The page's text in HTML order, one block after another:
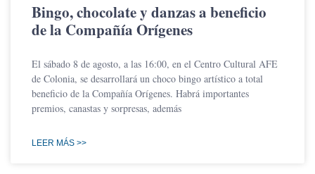
Bingo, chocolate y danzas a beneficio
de la Compañía Orígenes
El sábado 8 de agosto, a las 16:00, en el Centro Cultural AFE
de Colonia, se desarrollará un choco bingo artístico a total
beneficio de la Compañía Orígenes. Habrá importantes
premios, canastas y sorpresas, además
LEER MÁS >>